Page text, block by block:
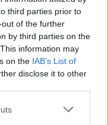
third parties prior to
of the further
by third parties on the
information may
on the IAB’s List of
disclose it to other
one or more Google
του: